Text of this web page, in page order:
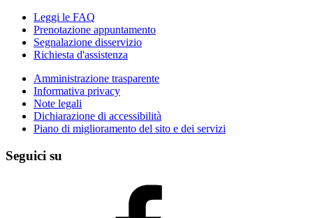
Leggi le FAQ
Prenotazione appuntamento
Segnalazione disservizio
Richiesta d'assistenza
Amministrazione trasparente
Informativa privacy
Note legali
Dichiarazione di accessibilità
Piano di miglioramento del sito e dei servizi
Seguici su